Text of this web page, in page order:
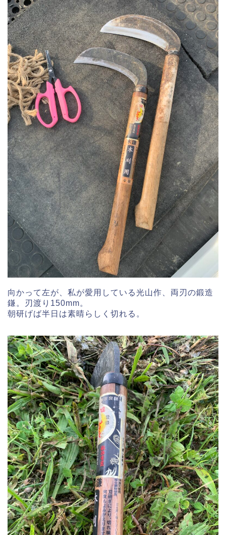
向かって左が、私が愛用している光山作、両刃の鍛造
鎌。刃渡り150mm。
朝研げば半日は素晴らしく切れる。